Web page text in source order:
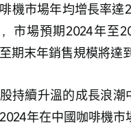
機市場年均增長率達
市場預期2024年至
期末年銷售規模將達
持續升溫的成長浪
年在中國咖啡機市